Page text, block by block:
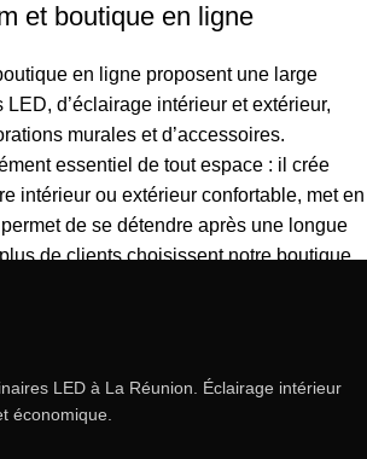
et boutique en ligne
en ligne proposent une large
d’éclairage intérieur et extérieur,
murales et d’accessoires.
essentiel de tout espace : il crée
intérieur ou extérieur confortable, met en
de se détendre après une longue
de clients choisissent notre boutique
inclut des solutions pour tous les
une forme d’art moderne
LED à La Réunion. Éclairage intérieur
économique.